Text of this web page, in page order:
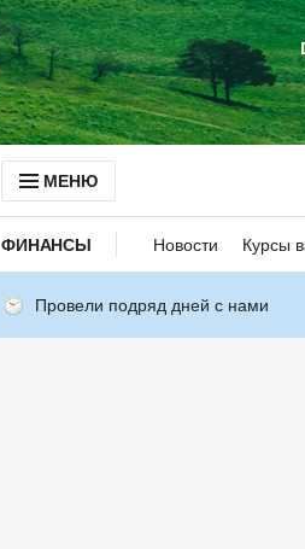
МЕНЮ
ФИНАНСЫ Новости Курсы
Провели подряд дней с нами